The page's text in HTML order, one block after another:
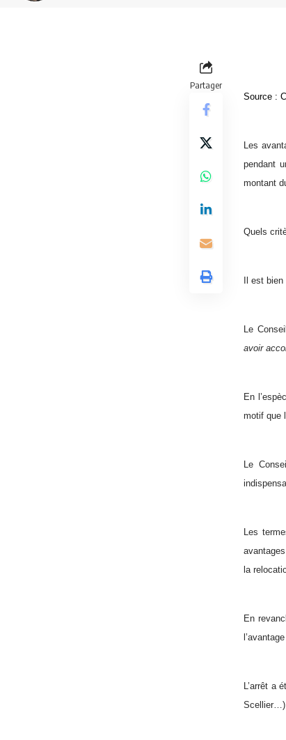
Partager
Source :
Les
pendant
montant
Quels
Il est
Le
avoir
En
motif que
Le
Les
la
En
L’arrêt a
Scellier…)